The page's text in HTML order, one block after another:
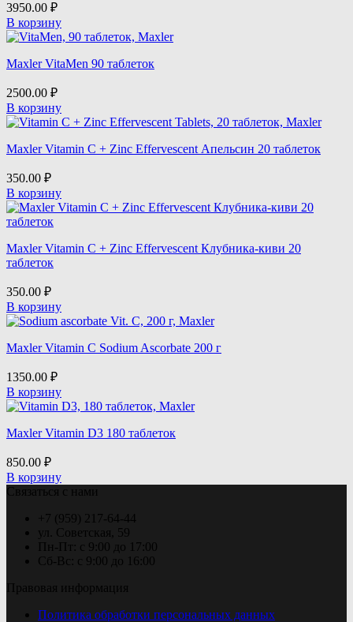
3950.00 ₽
В корзину
Maxler VitaMen 90 таблеток
2500.00 ₽
В корзину
Maxler Vitamin C + Zinc Effervescent Апельсин 20 таблеток
350.00 ₽
В корзину
Maxler Vitamin C + Zinc Effervescent Клубника-киви 20
таблеток
350.00 ₽
В корзину
Maxler Vitamin C Sodium Ascorbate 200 г
1350.00 ₽
В корзину
Maxler Vitamin D3 180 таблеток
850.00 ₽
В корзину
Связаться с нами
+7 (959) 217-64-44
ул. Советская, 59
Пн-Пт: с 9:00 до 17:00
Сб-Вс: с 9:00 до 16:00
Правовая информация
Политика обработки персональных данных